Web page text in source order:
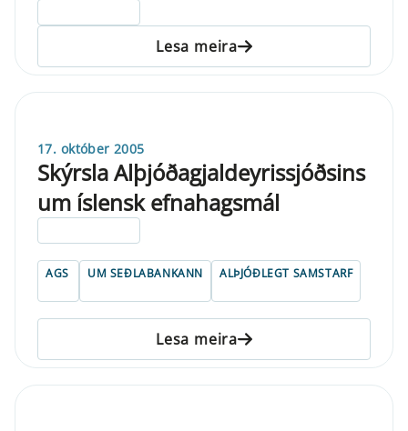
Lesa meira
17. október 2005
Skýrsla Alþjóðagjaldeyrissjóðsins
um íslensk efnahagsmál
AGS UM SEÐLABANKANN ALÞJÓÐLEGT SAMSTARF
Lesa meira